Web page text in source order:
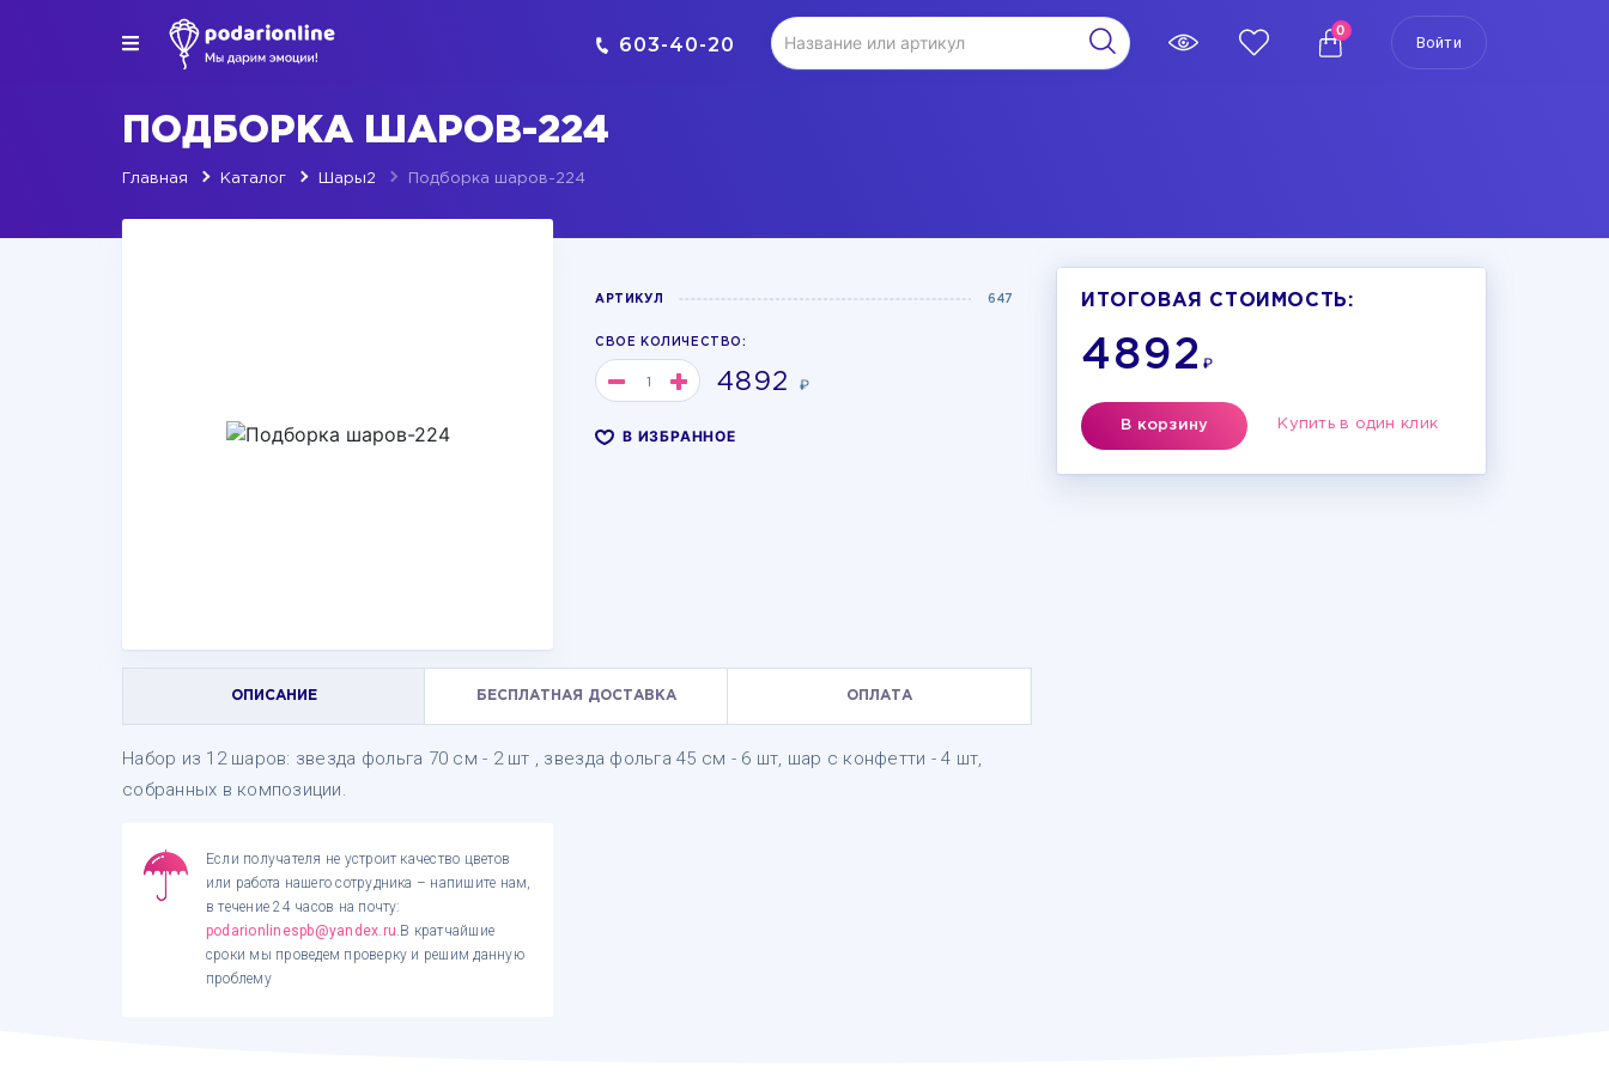
603-40-20
0
Войти
ПОДБОРКА ШАРОВ-224
Главная Каталог Шары2 Подборка шаров-224
АРТИКУЛ 647
СВОЕ КОЛИЧЕСТВО:
4892 ₽
В ИЗБРАННОЕ
ОПИСАНИЕ БЕСПЛАТНАЯ ДОСТАВКА ОПЛАТА
Набор из 12 шаров: звезда фольга 70 см - 2 шт , звезда фольга 45 см - 6 шт, шар с конфетти - 4 шт,
собранных в композиции.
Если получателя не устроит качество цветов
или работа нашего сотрудника – напишите нам,
в течение 24 часов на почту:
podarionlinespb@yandex.ru.В кратчайшие
сроки мы проведем проверку и решим данную
проблему
ИТОГОВАЯ СТОИМОСТЬ:
4892 ₽
В корзину Купить в один клик